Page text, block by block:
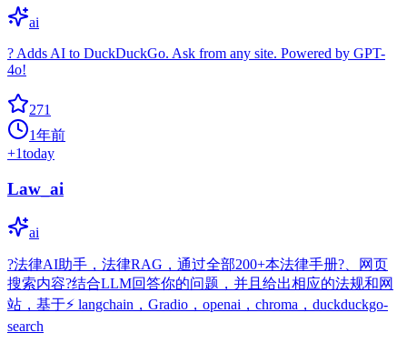
ai
? Adds AI to DuckDuckGo. Ask from any site. Powered by GPT-
4o!
271
1年前
+1today
Law_ai
ai
?法律AI助手，法律RAG，通过全部200+本法律手册?、网页
搜索内容?结合LLM回答你的问题，并且给出相应的法规和网
站，基于⚡️ langchain，Gradio，openai，chroma，duckduckgo-
search